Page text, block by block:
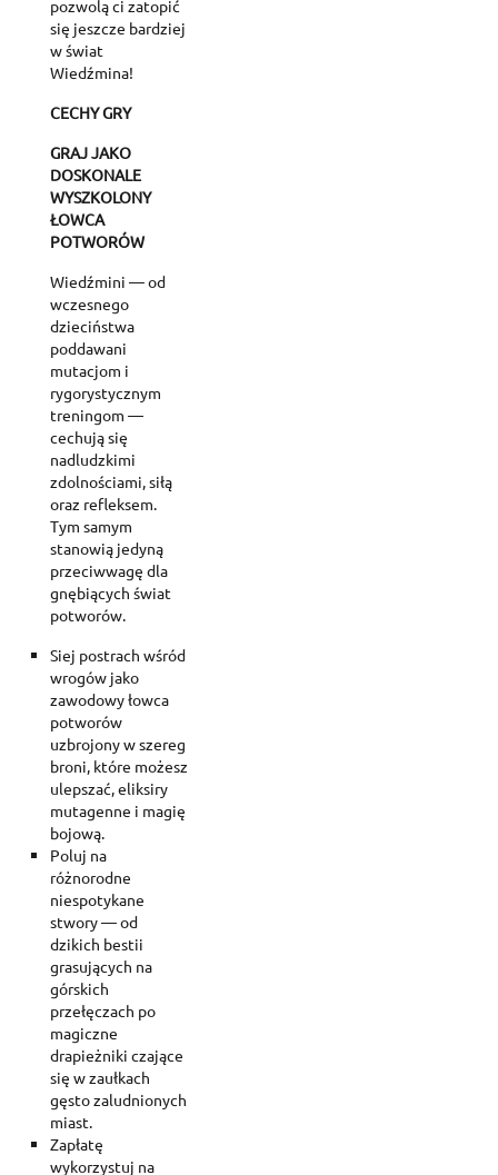
pozwolą ci zatopić
się jeszcze bardziej
w świat
Wiedźmina!
CECHY GRY
GRAJ JAKO
DOSKONALE
WYSZKOLONY
ŁOWCA
POTWORÓW
Wiedźmini — od
wczesnego
dzieciństwa
poddawani
mutacjom i
rygorystycznym
treningom —
cechują się
nadludzkimi
zdolnościami, siłą
oraz refleksem.
Tym samym
stanowią jedyną
przeciwwagę dla
gnębiących świat
potworów.
Siej postrach wśród
wrogów jako
zawodowy łowca
potworów
uzbrojony w szereg
broni, które możesz
ulepszać, eliksiry
mutagenne i magię
bojową.
Poluj na
różnorodne
niespotykane
stwory — od
dzikich bestii
grasujących na
górskich
przełęczach po
magiczne
drapieżniki czające
się w zaułkach
gęsto zaludnionych
miast.
Zapłatę
wykorzystuj na